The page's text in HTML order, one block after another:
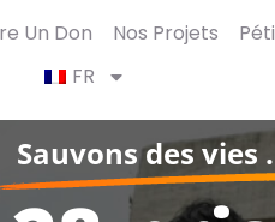
Un Don Nos Projets
FR
Sauvons des vies